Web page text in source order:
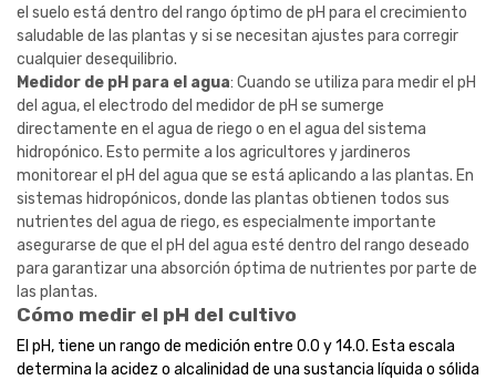
el suelo está dentro del rango óptimo de pH para el crecimiento
saludable de las plantas y si se necesitan ajustes para corregir
cualquier desequilibrio.
Medidor de pH para el agua: Cuando se utiliza para medir el pH
del agua, el electrodo del medidor de pH se sumerge
directamente en el agua de riego o en el agua del sistema
hidropónico. Esto permite a los agricultores y jardineros
monitorear el pH del agua que se está aplicando a las plantas. En
sistemas hidropónicos, donde las plantas obtienen todos sus
nutrientes del agua de riego, es especialmente importante
asegurarse de que el pH del agua esté dentro del rango deseado
para garantizar una absorción óptima de nutrientes por parte de
las plantas.
Cómo medir el pH del cultivo
El pH, tiene un rango de medición entre 0.0 y 14.0. Esta escala
determina la acidez o alcalinidad de una sustancia líquida o sólida